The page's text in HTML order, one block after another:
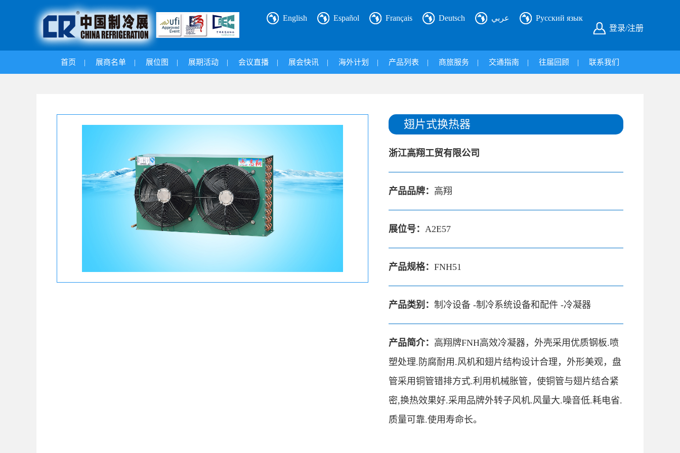
登录/注册
English Español Français Deutsch عربي Русский язык
首页 | 展商名单 | 展位图 | 展期活动 | 会议直播 | 展会快讯 | 海外计划 | 产品列表 | 商旅服务 | 交通指南 | 往届回顾 | 联系我们
翅片式换热器
浙江高翔工贸有限公司
产品品牌： 高翔
展位号： A2E57
产品规格： FNH51
产品类别： 制冷设备 -制冷系统设备和配件 -冷凝器
产品简介： 高翔牌FNH高效冷凝器，外壳采用优质钢板.喷
塑处理.防腐耐用.风机和翅片结构设计合理，外形美观，盘
管采用铜管错排方式.利用机械胀管，使铜管与翅片结合紧
密,换热效果好.采用品牌外转子风机.风量大.噪音低.耗电省.
质量可靠.使用寿命长。